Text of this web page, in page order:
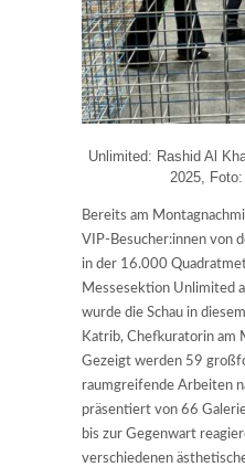
Unlimited: Rashid Al
2025,
Bereits am
VIP-Besucher:innen von
in der 16.000
Messesektion Unlimited
wurde die Schau in
Katrib, Chefkuratorin am
Gezeigt werden 59
raumgreifende Arbeiten
präsentiert von 66
bis zur Gegenwart
verschiedenen